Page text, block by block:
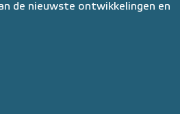
de nieuwste ontwikkelingen en